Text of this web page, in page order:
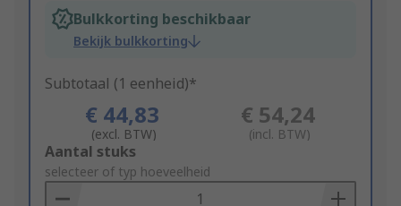
Bulkkorting beschikbaar
Bekijk bulkkorting
Subtotaal (1 eenheid)*
€ 44,83
(excl. BTW)
€ 54,24
(incl. BTW)
Add
to
Basket
Aantal stuks
selecteer of typ hoeveelheid